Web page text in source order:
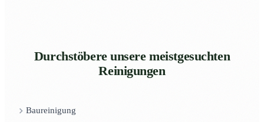
Durchstöbere unsere meistgesuchten
Reinigungen
Baureinigung